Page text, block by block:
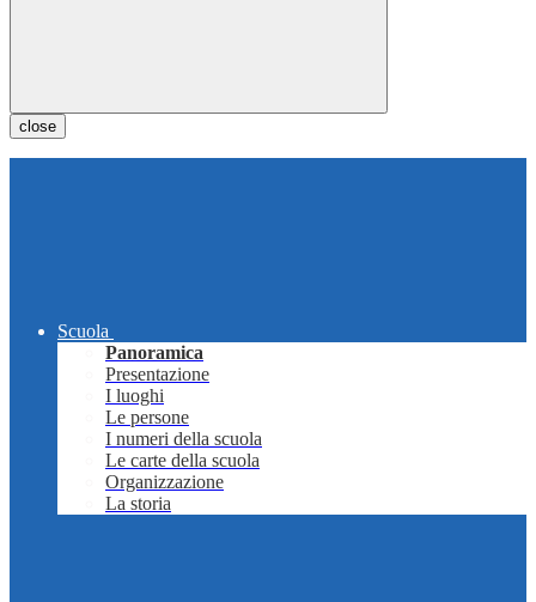
close
Scuola
Panoramica
Presentazione
I luoghi
Le persone
I numeri della scuola
Le carte della scuola
Organizzazione
La storia